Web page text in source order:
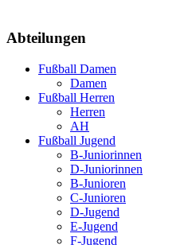
Abteilungen
Fußball Damen
Damen
Fußball Herren
Herren
AH
Fußball Jugend
B-Juniorinnen
D-Juniorinnen
B-Junioren
C-Junioren
D-Jugend
E-Jugend
F-Jugend